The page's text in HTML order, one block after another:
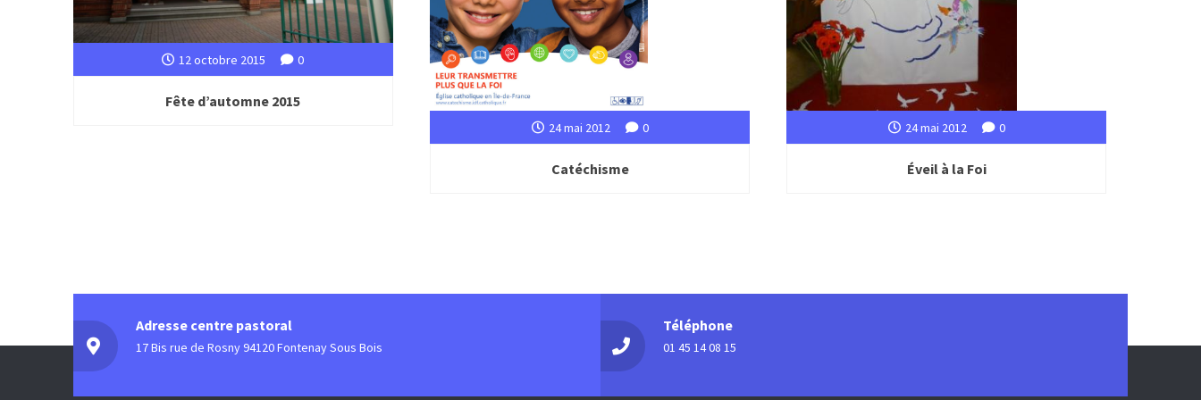
12 octobre 2015 0
Fête d’automne 2015
24 mai 2012 0
Catéchisme
24 mai 2012 0
Éveil à la Foi
Adresse centre pastoral
17 Bis rue de Rosny 94120 Fontenay Sous Bois
Téléphone
01 45 14 08 15